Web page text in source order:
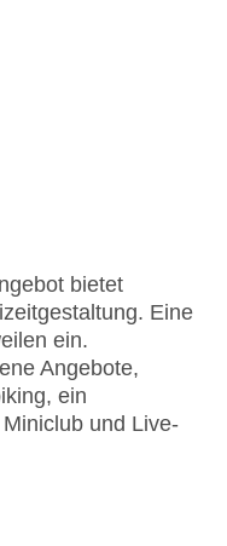
bietet
Eine
ein.
Angebote,
ein
und Live-